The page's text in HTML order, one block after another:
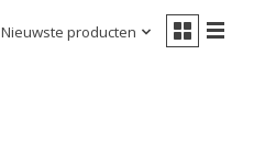
Nieuwste producten